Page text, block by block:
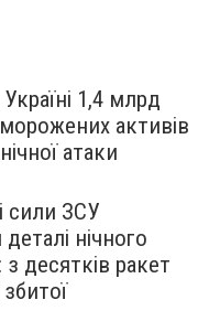
1,4 млрд
активів
атаки
сили ЗСУ
нічного
з десятків ракет